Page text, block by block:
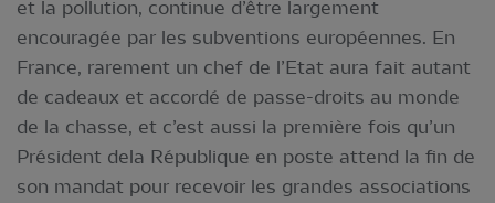
et la pollution, continue d’être largement
encouragée par les subventions européennes. En
France, rarement un chef de l’Etat aura fait autant
de cadeaux et accordé de passe-droits au monde
de la chasse, et c’est aussi la première fois qu’un
Président dela République en poste attend la fin de
son mandat pour recevoir les grandes associations